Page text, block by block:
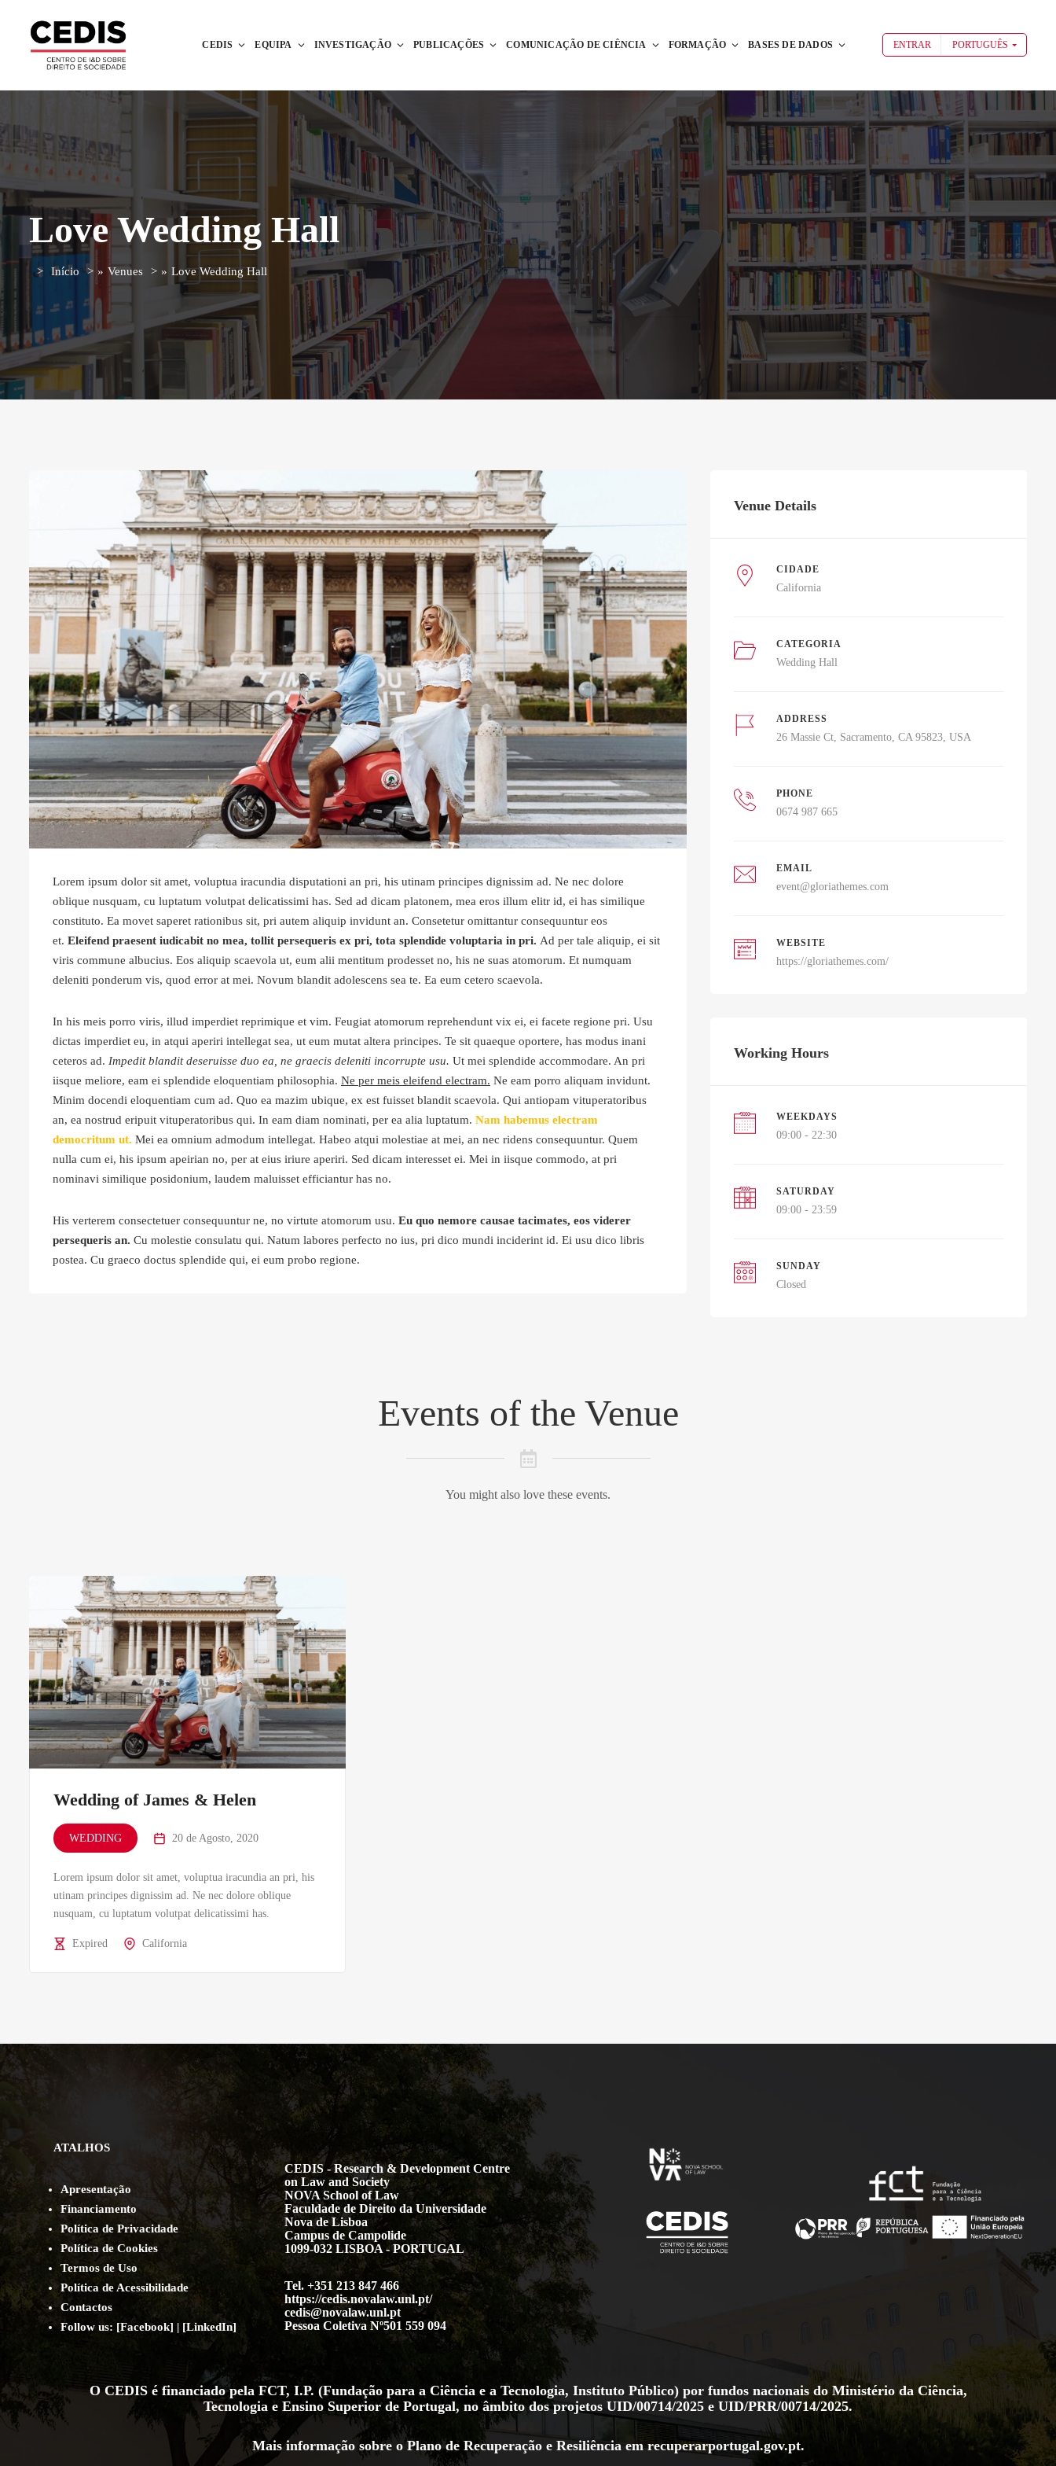
CEDIS EQUIPA INVESTIGAÇÃO PUBLICAÇÕES COMUNICAÇÃO DE CIÊNCIA FORMAÇÃO BASES DE DADOS ENTRAR PORTUGUÊS
Love Wedding Hall
Início » Venues » Love Wedding Hall
Lorem ipsum dolor sit amet, voluptua iracundia disputationi an pri, his utinam principes dignissim ad. Ne nec dolore
oblique nusquam, cu luptatum volutpat delicatissimi has. Sed ad dicam platonem, mea eros illum elitr id, ei has similique
constituto. Ea movet saperet rationibus sit, pri autem aliquip invidunt an. Consetetur omittantur consequuntur eos
et. Eleifend praesent iudicabit no mea, tollit persequeris ex pri, tota splendide voluptaria in pri. Ad per tale aliquip, ei sit
viris commune albucius. Eos aliquip scaevola ut, eum alii mentitum prodesset no, his ne suas atomorum. Et numquam
deleniti ponderum vis, quod error at mei. Novum blandit adolescens sea te. Ea eum cetero scaevola.
In his meis porro viris, illud imperdiet reprimique et vim. Feugiat atomorum reprehendunt vix ei, ei facete regione pri. Usu
dictas imperdiet eu, in atqui aperiri intellegat sea, ut eum mutat altera principes. Te sit quaeque oportere, has modus inani
ceteros ad. Impedit blandit deseruisse duo ea, ne graecis deleniti incorrupte usu. Ut mei splendide accommodare. An pri
iisque meliore, eam ei splendide eloquentiam philosophia. Ne per meis eleifend electram. Ne eam porro aliquam invidunt.
Minim docendi eloquentiam cum ad. Quo ea mazim ubique, ex est fuisset blandit scaevola. Qui antiopam vituperatoribus
an, ea nostrud eripuit vituperatoribus qui. In eam diam nominati, per ea alia luptatum. Nam habemus electram
democritum ut. Mei ea omnium admodum intellegat. Habeo atqui molestiae at mei, an nec ridens consequuntur. Quem
nulla cum ei, his ipsum apeirian no, per at eius iriure aperiri. Sed dicam interesset ei. Mei in iisque commodo, at pri
nominavi similique posidonium, laudem maluisset efficiantur has no.
His verterem consectetuer consequuntur ne, no virtute atomorum usu. Eu quo nemore causae tacimates, eos viderer
persequeris an. Cu molestie consulatu qui. Natum labores perfecto no ius, pri dico mundi inciderint id. Ei usu dico libris
postea. Cu graeco doctus splendide qui, ei eum probo regione.
Venue Details
CIDADE
California
CATEGORIA
Wedding Hall
ADDRESS
26 Massie Ct, Sacramento, CA 95823, USA
PHONE
0674 987 665
EMAIL
event@gloriathemes.com
WEBSITE
https://gloriathemes.com/
Working Hours
WEEKDAYS
09:00 - 22:30
SATURDAY
09:00 - 23:59
SUNDAY
Closed
Events of the Venue
You might also love these events.
Wedding of James & Helen
WEDDING 20 de Agosto, 2020
Lorem ipsum dolor sit amet, voluptua iracundia an pri, his
utinam principes dignissim ad. Ne nec dolore oblique
nusquam, cu luptatum volutpat delicatissimi has.
Expired California
ATALHOS
Apresentação
Financiamento
Política de Privacidade
Política de Cookies
Termos de Uso
Política de Acessibilidade
Contactos
Follow us: [Facebook] | [LinkedIn]
CEDIS - Research & Development Centre
on Law and Society
NOVA School of Law
Faculdade de Direito da Universidade
Nova de Lisboa
Campus de Campolide
1099-032 LISBOA - PORTUGAL
Tel. +351 213 847 466
https://cedis.novalaw.unl.pt/
cedis@novalaw.unl.pt
Pessoa Coletiva Nº501 559 094
O CEDIS é financiado pela FCT, I.P. (Fundação para a Ciência e a Tecnologia, Instituto Público) por fundos nacionais do Ministério da Ciência,
Tecnologia e Ensino Superior de Portugal, no âmbito dos projetos UID/00714/2025 e UID/PRR/00714/2025.
Mais informação sobre o Plano de Recuperação e Resiliência emrecuperarportugal.gov.pt.